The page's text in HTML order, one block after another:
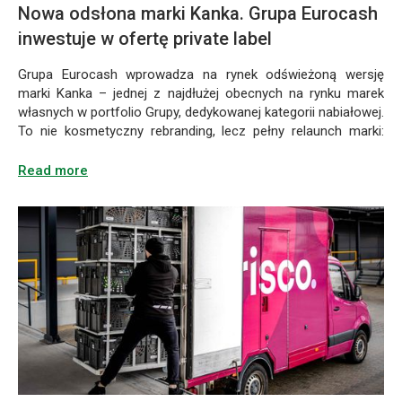
konsumentów.
Kampania
aktywacje
w sklepach,
mediach
społecznościowych,
telewizji,
ambasadorami
Grzegorz
Łapanowski,
Natalia
Maszkowska
i Mama
Obrotach.
To
obecnych
na
rynku
marek
własnych
w portfolio
Grupy,
kategorii
To
nie
kosmetyczny
rebranding,
lecz
pełny
relaunch
marki:
obok
Nowa odsłona marki Kanka. Grupa Eurocash
inwestuje w ofertę private label
Grupa Eurocash wprowadza na rynek odświeżoną wersję
marki Kanka – jednej z najdłużej obecnych na rynku marek
własnych w portfolio Grupy, dedykowanej kategorii nabiałowej.
To nie kosmetyczny rebranding, lecz pełny relaunch marki:
on także udoskonalone receptury części produktów oraz
i funkcjonalną. Nowe produkty jeszcze w lipcu trafią do
sklepów działających w Grupie Eurocash oraz sprzedaży
Read more
Cztery
miesiące
po
uruchomieniu
usługi
odbioru
opakowań
kaucyjnych
Frisco,